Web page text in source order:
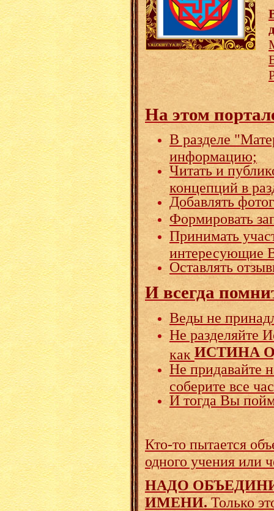
На этом
В разделе
информацию;
Читать и
концепций в
Добавлять
Формировать
Принимать
интересующие
Оставлять
И всегда
Веды не
Не разделяйте
как ИСТИНА
Не придавайте
соберите все
И тогда Вы
Кто-то пытается
одного учения или
НАДО
ИМЕНИ.Только